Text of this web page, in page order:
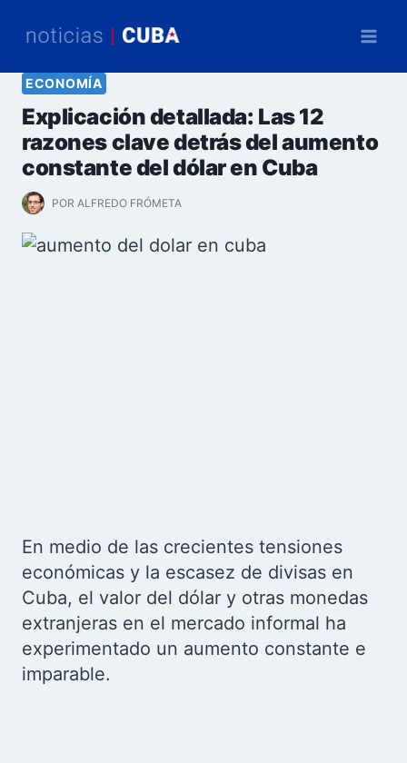
ECONOMÍA
Explicación detallada: Las 12
razones clave detrás del aumento
constante del dólar en Cuba
POR ALFREDO FRÓMETA
En medio de las crecientes tensiones
económicas y la escasez de divisas en
Cuba, el valor del dólar y otras monedas
extranjeras en el mercado informal ha
experimentado un aumento constante e
imparable.